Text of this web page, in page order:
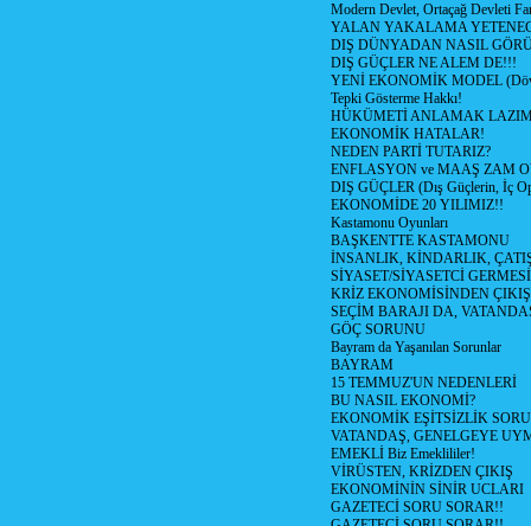
Modern Devlet, Ortaçağ Devleti
YALAN YAKALAMA
DIŞ DÜNYADAN NASIL
DIŞ GÜÇLER NE ALEM DE!!!
YENİ EKONOMİK MODEL
Tepki Gösterme Hakkı!
HÜKÜMETİ ANLAMAK
EKONOMİK HATALAR!
NEDEN PARTİ TUTARIZ?
ENFLASYON ve MAAŞ ZAM
DIŞ GÜÇLER (Dış Güçlerin, İç
EKONOMİDE 20 YILIMIZ!!
Kastamonu Oyunları
BAŞKENTTE KASTAMONU
İNSANLIK, KİNDARLIK,
SİYASET/SİYASETCİ
KRİZ EKONOMİSİNDEN ÇIKIŞ
SEÇİM BARAJI DA,
GÖÇ SORUNU
Bayram da Yaşanılan Sorunlar
BAYRAM
15 TEMMUZ'UN NEDENLERİ
BU NASIL EKONOMİ?
EKONOMİK EŞİTSİZLİK
VATANDAŞ, GENELGEYE
EMEKLİ Biz Emeklililer!
VİRÜSTEN, KRİZDEN ÇIKIŞ
EKONOMİNİN SİNİR UCLARI
GAZETECİ SORU SORAR!!